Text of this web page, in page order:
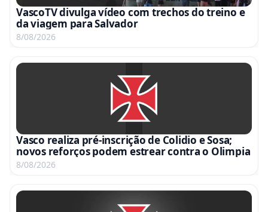
VascoTV divulga vídeo com trechos do treino e
da viagem para Salvador
8/08/2026
Vasco realiza pré-inscrição de Colidio e Sosa;
novos reforços podem estrear contra o Olimpia
8/08/2026